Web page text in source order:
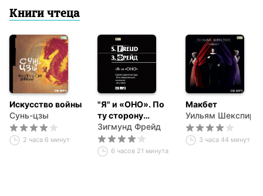
Книги чтеца
Искусство войны
Сунь-цзы
2 часа 6 минут
"Я" и «ОНО». По
ту сторону
принципа
наслаждения.
Зигмунд Фрейд
6 часов 21 минута
Макбет
Уильям Шекспир
3 часа 44 минуты